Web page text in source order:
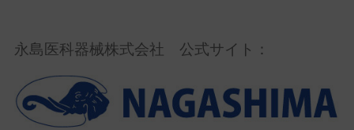
永島医科器械株式会社 公式サイト：